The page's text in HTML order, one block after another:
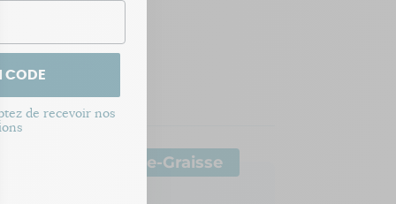
entraînant
brûle
une perte de
des actifs du Brûle-Graisse
CODE
de recevoir nos